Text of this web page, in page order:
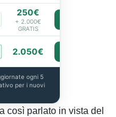
250€
+ 2.000€
GRATIS
2.050€
ogni 5
per i nuovi
così parlato in vista del